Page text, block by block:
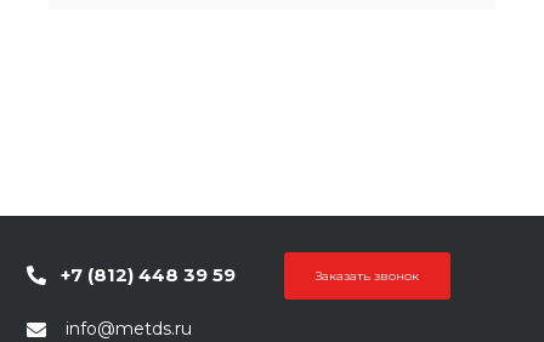
+7 (812) 448 39 59 Заказать звонок
info@metds.ru